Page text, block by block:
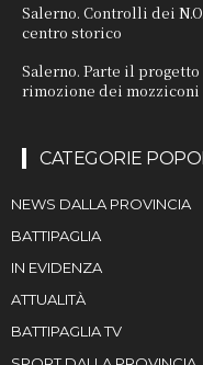
Salerno. Controlli dei
centro storico
Salerno. Parte il
rimozione dei
CATEGORIE
NEWS DALLA PROVINCIA
BATTIPAGLIA
IN EVIDENZA
ATTUALITÀ
BATTIPAGLIA TV